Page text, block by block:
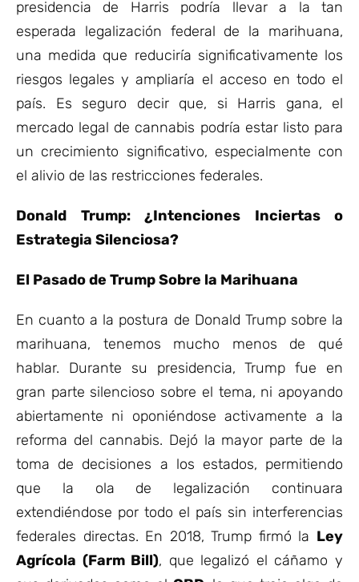
presidencia de Harris podría llevar a la tan
esperada legalización federal de la marihuana,
una medida que reduciría significativamente los
riesgos legales y ampliaría el acceso en todo el
país. Es seguro decir que, si Harris gana, el
mercado legal de cannabis podría estar listo para
un crecimiento significativo, especialmente con
el alivio de las restricciones federales.
Donald Trump: ¿Intenciones Inciertas o
Estrategia Silenciosa?
El Pasado de Trump Sobre la Marihuana
En cuanto a la postura de Donald Trump sobre la
marihuana, tenemos mucho menos de qué
hablar. Durante su presidencia, Trump fue en
gran parte silencioso sobre el tema, ni apoyando
abiertamente ni oponiéndose activamente a la
reforma del cannabis. Dejó la mayor parte de la
toma de decisiones a los estados, permitiendo
que la ola de legalización continuara
extendiéndose por todo el país sin interferencias
federales directas. En 2018, Trump firmó la Ley
Agrícola (Farm Bill), que legalizó el cáñamo y